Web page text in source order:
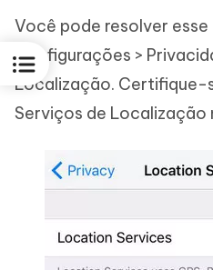
Você pode resolver
Configurações >
Localização. Certifique-
Serviços de Localização